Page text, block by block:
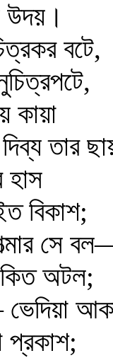
উদয়।
বটে,
কায়া
তার
হাস
বিকাশ;
সে
অটল;
প্রকাশ;